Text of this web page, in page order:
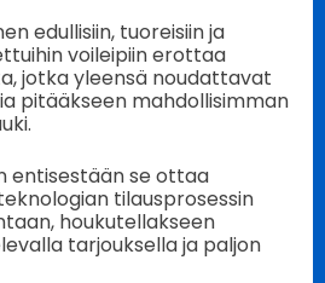
edullisiin, tuoreisiin ja
voileipiin erottaa
jotka yleensä noudattavat
pitääkseen mahdollisimman
entisestään se ottaa
tilausprosessin
houkutellakseen
tarjouksella ja paljon